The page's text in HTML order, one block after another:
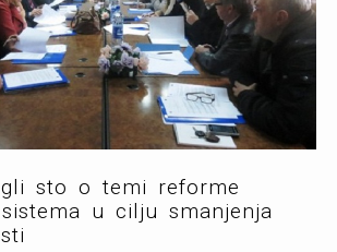
sto o temi reforme
u cilju smanjenja